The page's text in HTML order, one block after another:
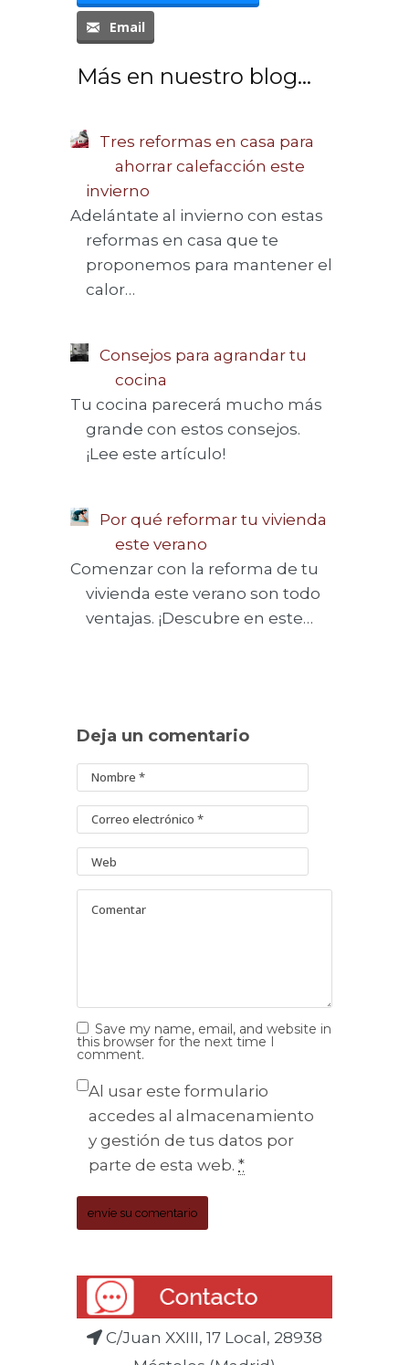
Email
Más en nuestro blog...
Tres reformas en casa para
ahorrar calefacción este
invierno
Adelántate al invierno con estas
reformas en casa que te
proponemos para mantener el
calor…
Consejos para agrandar tu
cocina
Tu cocina parecerá mucho más
grande con estos consejos.
¡Lee este artículo!
Por qué reformar tu vivienda
este verano
Comenzar con la reforma de tu
vivienda este verano son todo
ventajas. ¡Descubre en este…
Deja un comentario
Save my name, email, and website in
this browser for the next time I
comment.
Al usar este formulario
accedes al almacenamiento
y gestión de tus datos por
parte de esta web. *
C/Juan XXIII, 17 Local, 28938